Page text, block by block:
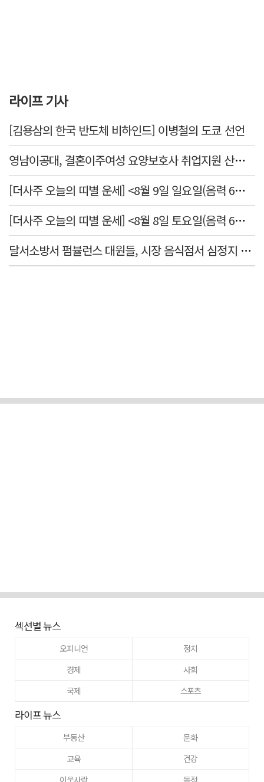
라이프 기사
[김용삼의 한국 반도체 비하인드] 이병철의 도쿄 선언
영남이공대, 결혼이주여성 요양보호사 취업지원 산학협력 포럼
[더사주 오늘의 띠별 운세] <8월 9일 일요일(음력 6월27일)>
[더사주 오늘의 띠별 운세] <8월 8일 토요일(음력 6월26일)>
달서소방서 펌뷸런스 대원들, 시장 음식점서 심정지 환자 생명 살려
섹션별 뉴스
오피니언
정치
경제
사회
국제
스포츠
라이프 뉴스
부동산
문화
교육
건강